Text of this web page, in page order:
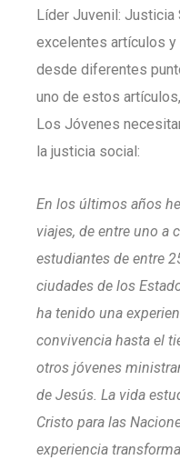
Líder Juvenil: Justicia
excelentes artículos
desde diferentes
uno de estos
Los Jóvenes
la justicia social:
En los últimos años
viajes, de entre uno a
estudiantes de entre
ciudades de los
ha tenido una
convivencia hasta el
otros jóvenes
de Jesús. La vida
Cristo para las
experiencia